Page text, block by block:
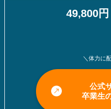
49,800円
＼体力に
公式
卒業生